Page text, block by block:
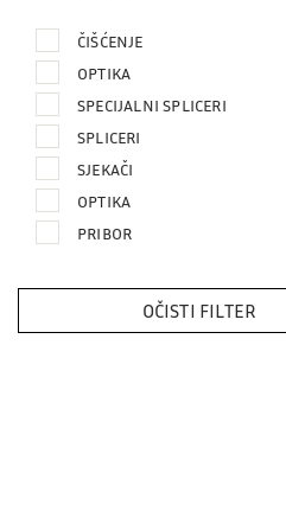
ČIŠĆENJE
OPTIKA
SPECIJALNI SPLICERI
SPLICERI
SJEKAČI
OPTIKA
PRIBOR
OČISTI FILTER